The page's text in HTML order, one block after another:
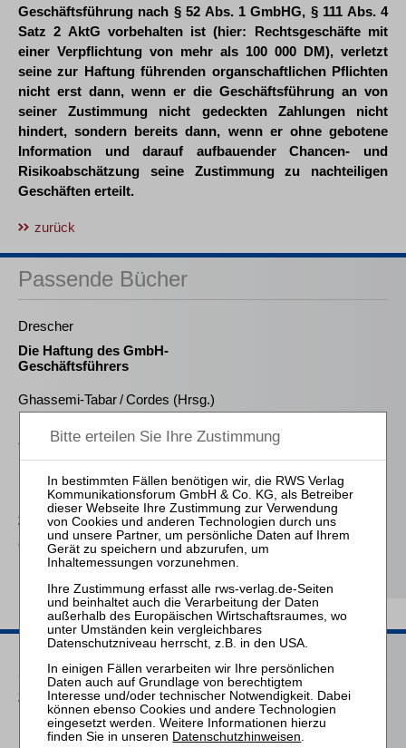
Geschäftsführung nach § 52 Abs. 1 GmbHG, § 111 Abs. 4
Satz 2 AktG vorbehalten ist (hier: Rechtsgeschäfte mit
einer Verpflichtung von mehr als 100 000 DM), verletzt
seine zur Haftung führenden organschaftlichen Pflichten
nicht erst dann, wenn er die Geschäftsführung an von
seiner Zustimmung nicht gedeckten Zahlungen nicht
hindert, sondern bereits dann, wenn er ohne gebotene
Information und darauf aufbauender Chancen- und
Risikoabschätzung seine Zustimmung zu nachteiligen
Geschäften erteilt.
zurück
Passende Bücher
Drescher
Die Haftung des GmbH-
Geschäftsführers
Ghassemi-Tabar / Cordes (Hrsg.)
Aufsichtsrat
Sahrmann
Praxis der Zu- und
Abschläge bei der
Vergütung des
(vorläufigen)
Insolvenzverwalters
Passende Seminare
25.08.2026
Praktiker-Webinar Vom Listenplatz zur Zulassung – Das neue
Berufsrecht der InsolvenzverwalterDatenschutzhinweisen.